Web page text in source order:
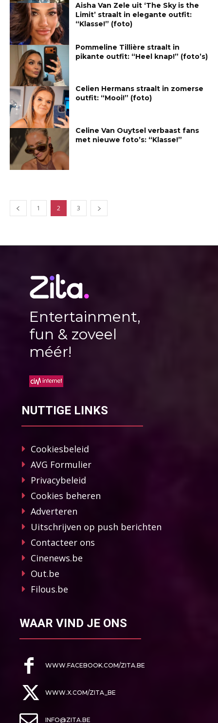
Aisha Van Zele uit ‘The Sky is the
Limit’ straalt in elegante outfit:
“Klasse!” (foto)
Pommeline Tillière straalt in
pikante outfit: “Heel knap!” (foto’s)
Celien Hermans straalt in zomerse
outfit: “Mooi!” (foto)
Celine Van Ouytsel verbaast fans
met nieuwe foto’s: “Klasse!”
1 2 3
Entertainment,
fun & zoveel
méér!
NUTTIGE LINKS
Cookiesbeleid
AVG Formulier
Privacybeleid
Cookies beheren
Adverteren
Uitschrijven op push berichten
Contacteer ons
Cinenews.be
Out.be
Filous.be
WAAR VIND JE ONS
WWW.FACEBOOK.COM/ZITA.BE
WWW.X.COM/ZITA_BE
INFO@ZITA.BE